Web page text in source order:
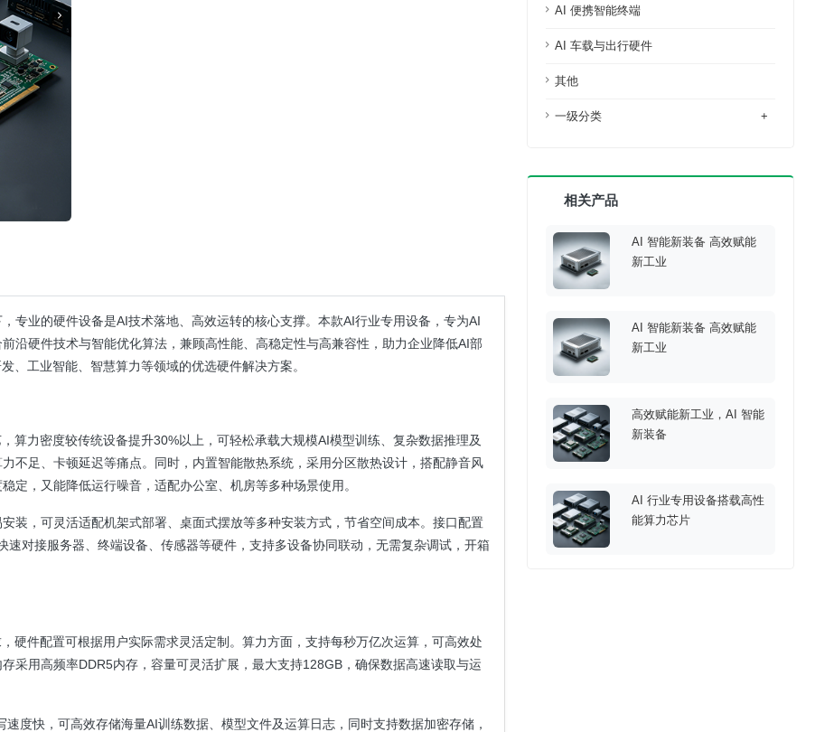
专业的硬件设备是AI技术落地、高效运转的核心支撑。本款AI行业专用设备，专为AI
沿硬件技术与智能优化算法，兼顾高性能、高稳定性与高兼容性，助力企业降低AI部
、工业智能、智慧算力等领域的优选硬件解决方案。
算力密度较传统设备提升30%以上，可轻松承载大规模AI模型训练、复杂数据推理及
不足、卡顿延迟等痛点。同时，内置智能散热系统，采用分区散热设计，搭配静音风
定，又能降低运行噪音，适配办公室、机房等多种场景使用。
装，可灵活适配机架式部署、桌面式摆放等多种安装方式，节省空间成本。接口配置
对接服务器、终端设备、传感器等硬件，支持多设备协同联动，无需复杂调试，开箱
硬件配置可根据用户实际需求灵活定制。算力方面，支持每秒万亿次运算，可高效处
采用高频率DDR5内存，容量可灵活扩展，最大支持128GB，确保数据高速读取与运
度快，可高效存储海量AI训练数据、模型文件及运算日志，同时支持数据加密存储，
AI 便携智能终端
AI 车载与出行硬件
其他
一级分类 +
相关产品
AI 智能新装备 高效赋能
新工业
AI 智能新装备 高效赋能
新工业
高效赋能新工业，AI 智能
新装备
AI 行业专用设备搭载高性
能算力芯片